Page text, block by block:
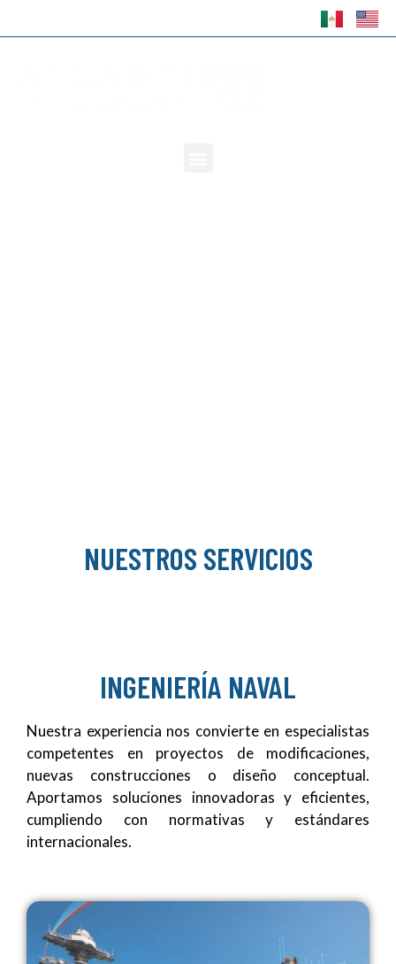
NUESTROS SERVICIOS
INGENIERÍA NAVAL
Nuestra experiencia nos convierte en especialistas
competentes en proyectos de modificaciones,
nuevas construcciones o diseño conceptual.
Aportamos soluciones innovadoras y eficientes,
cumpliendo con normativas y estándares
internacionales.